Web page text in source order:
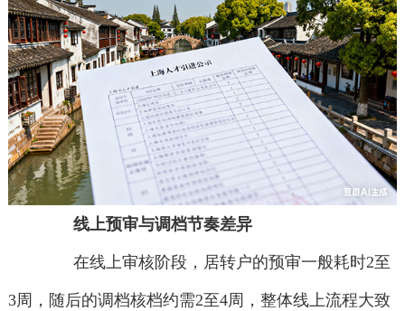
线上预审与调档节奏差异
在线上审核阶段，居转户的预审一般耗时2至
3周，随后的调档核档约需2至4周，整体线上流程大致